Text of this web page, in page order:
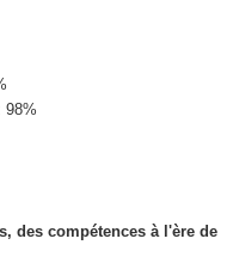
98%
des compétences à l'ère de